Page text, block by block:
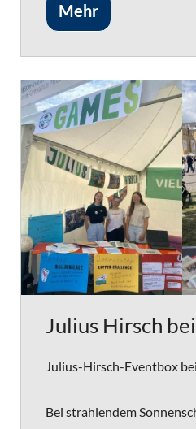
Mehr
Julius Hirsch
Julius-Hirsch-Eventbox
Bei strahlendem